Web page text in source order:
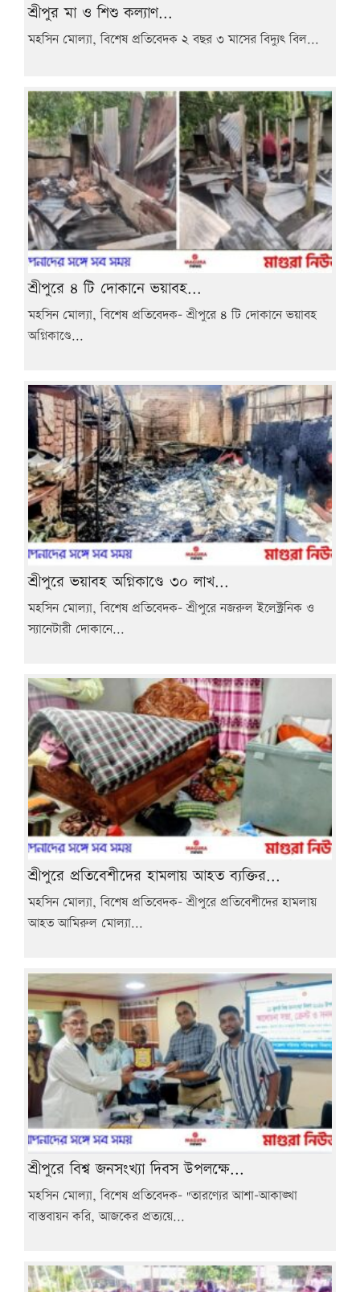
শ্রীপুর মা ও শিশু কল্যাণ...
মহসিন মোল্যা, বিশেষ প্রতিবেদক ২ বছর ৩ মাসের বিদ্যুৎ বিল...
শ্রীপুরে ৪ টি দোকানে ভয়াবহ...
মহসিন মোল্যা, বিশেষ প্রতিবেদক- শ্রীপুরে ৪ টি দোকানে ভয়াবহ
অগ্নিকাণ্ডে...
শ্রীপুরে ভয়াবহ অগ্নিকাণ্ডে ৩০ লাখ...
মহসিন মোল্যা, বিশেষ প্রতিবেদক- শ্রীপুরে নজরুল ইলেক্ট্রনিক ও
স্যানেটারী দোকানে...
শ্রীপুরে প্রতিবেশীদের হামলায় আহত ব্যক্তির...
মহসিন মোল্যা, বিশেষ প্রতিবেদক- শ্রীপুরে প্রতিবেশীদের হামলায়
আহত আমিরুল মোল্যা...
শ্রীপুরে বিশ্ব জনসংখ্যা দিবস উপলক্ষে...
মহসিন মোল্যা, বিশেষ প্রতিবেদক- "তারণ্যের আশা-আকাঙ্খা
বাস্তবায়ন করি, আজকের প্রত্যয়ে...